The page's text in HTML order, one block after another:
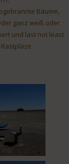
Bäume,
ganz weiß oder
und last not least